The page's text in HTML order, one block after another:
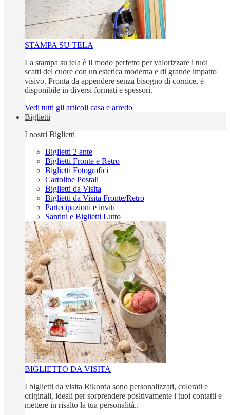
STAMPA SU TELA
La stampa su tela è il modo perfetto per valorizzare i tuoi
scatti del cuore con un'estetica moderna e di grande impatto
visivo. Pronta da appendere senza bisogno di cornice, è
disponibile in diversi formati e spessori.
Vedi tutti gli articoli casa e arredo
Biglietti
I nostri Biglietti
Biglietti 2 ante
Biglietti Fronte e Retro
Biglietti Fotografici
Cartoline Postali
Biglietti da Visita
Biglietti da Visita Fronte/Retro
Partecipazioni e inviti
Santini e Biglietti Lutto
BIGLIETTO DA VISITA
I biglietti da visita Rikorda sono personalizzati, colorati e
originali, ideali per sorprendere positivamente i tuoi contatti e
mettere in risalto la tua personalità..